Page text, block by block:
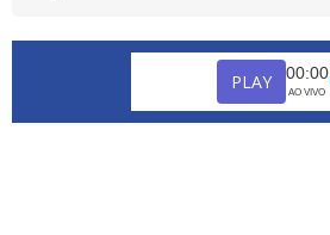
PLAY 00:00
AO VIVO